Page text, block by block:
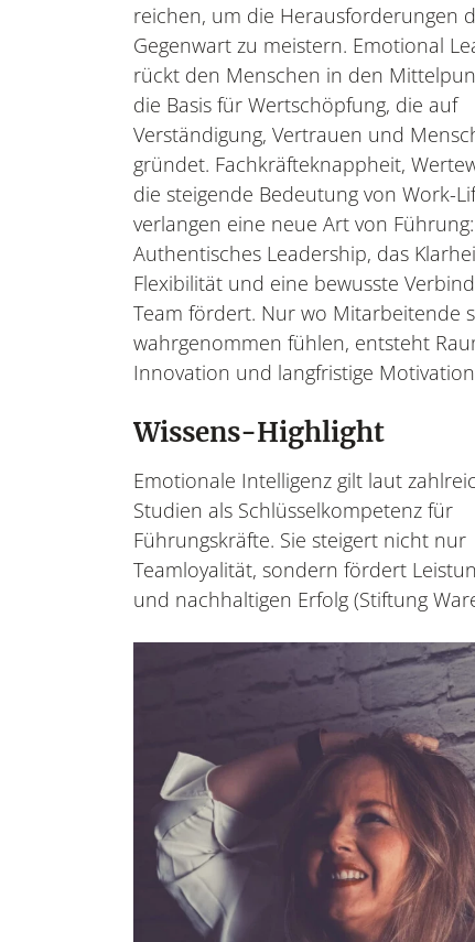
reichen, um die Herausforderungen
Gegenwart zu meistern. Emotional
rückt den Menschen in den
die Basis für Wertschöpfung, die auf
Verständigung, Vertrauen und
gründet. Fachkräfteknappheit,
die steigende Bedeutung von Work-
verlangen eine neue Art von Führung:
Authentisches Leadership, das
Flexibilität und eine bewusste
Team fördert. Nur wo Mitarbeitende
wahrgenommen fühlen, entsteht
Innovation und langfristige
Wissens-Highlight
Emotionale Intelligenz gilt laut
Studien als Schlüsselkompetenz für
Führungskräfte. Sie steigert nicht nur
Teamloyalität, sondern fördert
und nachhaltigen Erfolg (Stiftung